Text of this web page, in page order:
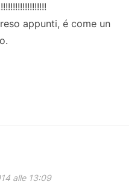
appunti, é come un
alle 13:09